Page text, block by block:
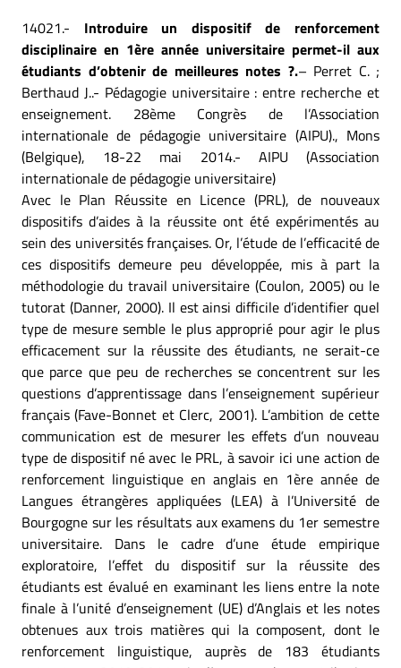
14021.- Introduire un dispositif de renforcement
disciplinaire en 1ère année universitaire permet-il aux
étudiants d’obtenir de meilleures notes ?.– Perret C. ;
Berthaud J..- Pédagogie universitaire : entre recherche et
enseignement. 28ème Congrès de l’Association
internationale de pédagogie universitaire (AIPU)., Mons
(Belgique), 18-22 mai 2014.- AIPU (Association
internationale de pédagogie universitaire)
Avec le Plan Réussite en Licence (PRL), de nouveaux
dispositifs d’aides à la réussite ont été expérimentés au
sein des universités françaises. Or, l’étude de l’efficacité de
ces dispositifs demeure peu développée, mis à part la
méthodologie du travail universitaire (Coulon, 2005) ou le
tutorat (Danner, 2000). Il est ainsi difficile d’identifier quel
type de mesure semble le plus approprié pour agir le plus
efficacement sur la réussite des étudiants, ne serait-ce
que parce que peu de recherches se concentrent sur les
questions d’apprentissage dans l’enseignement supérieur
français (Fave-Bonnet et Clerc, 2001). L’ambition de cette
communication est de mesurer les effets d’un nouveau
type de dispositif né avec le PRL, à savoir ici une action de
renforcement linguistique en anglais en 1ère année de
Langues étrangères appliquées (LEA) à l’Université de
Bourgogne sur les résultats aux examens du 1er semestre
universitaire. Dans le cadre d’une étude empirique
exploratoire, l’effet du dispositif sur la réussite des
étudiants est évalué en examinant les liens entre la note
finale à l’unité d’enseignement (UE) d’Anglais et les notes
obtenues aux trois matières qui la composent, dont le
renforcement linguistique, auprès de 183 étudiants